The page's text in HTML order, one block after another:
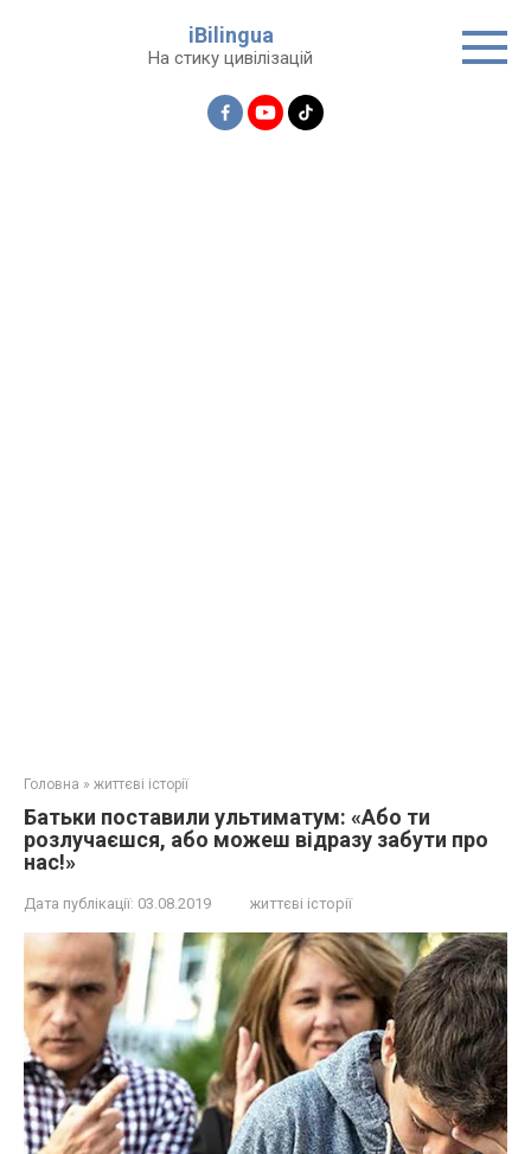
iBilingua
На стику цивілізацій
Головна » життєві історії
Батьки поставили ультиматум: «Або ти
розлучаєшся, або можеш відразу забути про
нас!»
Дата публікації: 03.08.2019 життєві історії